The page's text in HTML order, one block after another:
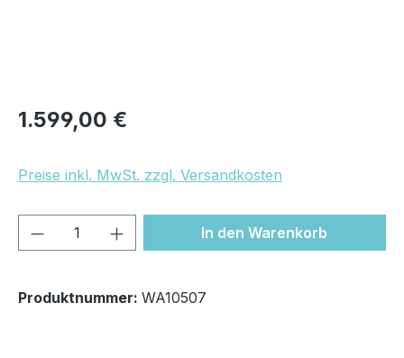
Regulärer Preis:
1.599,00 €
Preise inkl. MwSt. zzgl. Versandkosten
Produkt Anzahl: Gib denIn den Warenkorb
Produktnummer: WA10507